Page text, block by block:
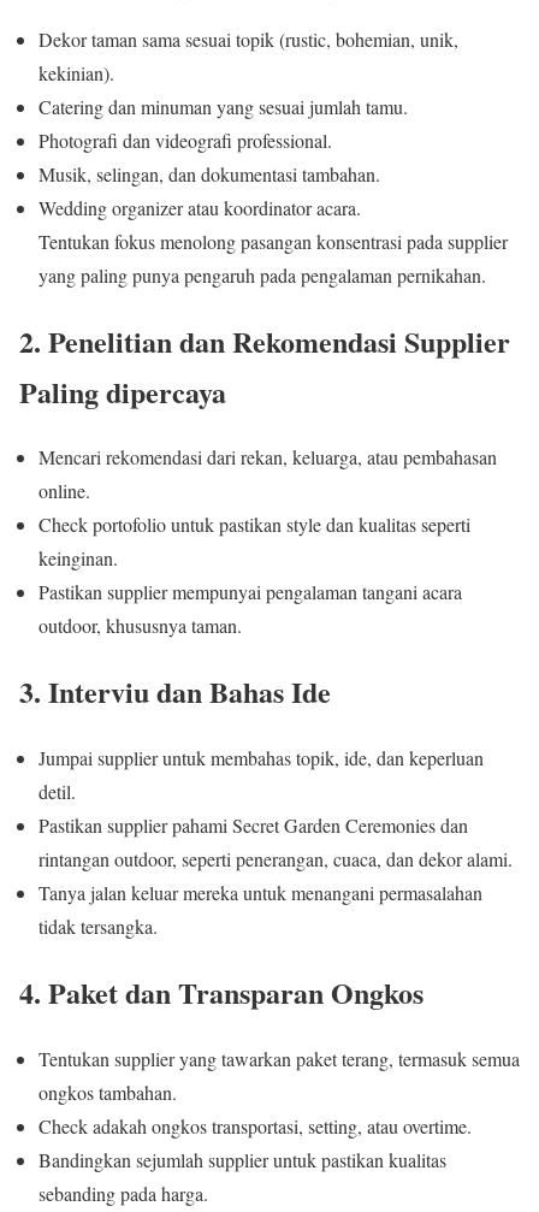
Dekor taman sama sesuai topik (rustic, bohemian, unik,
kekinian).
Catering dan minuman yang sesuai jumlah tamu.
Photografi dan videografi professional.
Musik, selingan, dan dokumentasi tambahan.
Wedding organizer atau koordinator acara.
Tentukan fokus menolong pasangan konsentrasi pada supplier
yang paling punya pengaruh pada pengalaman pernikahan.
2. Penelitian dan Rekomendasi Supplier
Paling dipercaya
Mencari rekomendasi dari rekan, keluarga, atau pembahasan
online.
Check portofolio untuk pastikan style dan kualitas seperti
keinginan.
Pastikan supplier mempunyai pengalaman tangani acara
outdoor, khususnya taman.
3. Interviu dan Bahas Ide
Jumpai supplier untuk membahas topik, ide, dan keperluan
detil.
Pastikan supplier pahami Secret Garden Ceremonies dan
rintangan outdoor, seperti penerangan, cuaca, dan dekor alami.
Tanya jalan keluar mereka untuk menangani permasalahan
tidak tersangka.
4. Paket dan Transparan Ongkos
Tentukan supplier yang tawarkan paket terang, termasuk semua
ongkos tambahan.
Check adakah ongkos transportasi, setting, atau overtime.
Bandingkan sejumlah supplier untuk pastikan kualitas
sebanding pada harga.